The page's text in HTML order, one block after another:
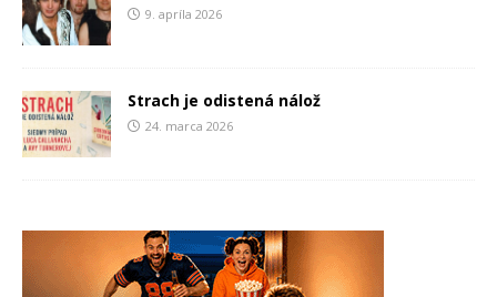
9. apríla 2026
Strach je odistená nálož
24. marca 2026